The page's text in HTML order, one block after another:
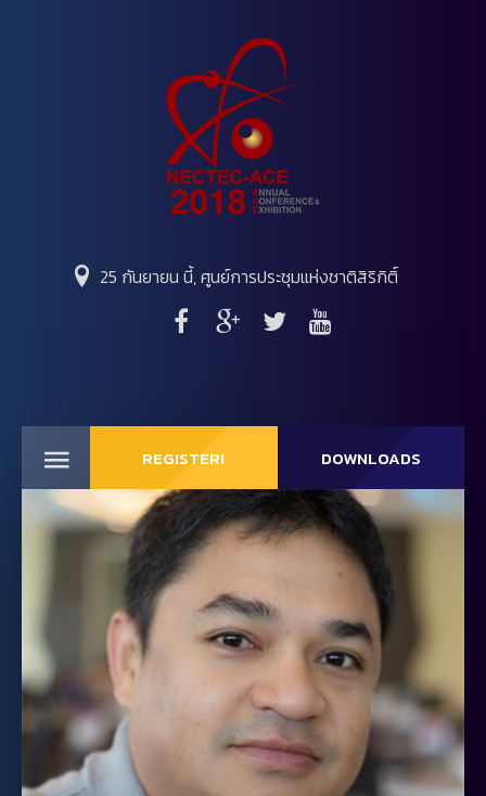
25 กันยายน นี้, ศูนย์การประชุมแห่งชาติสิริกิติ์
REGISTER! DOWNLOADS